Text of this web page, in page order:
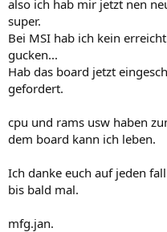
also ich hab mir jetzt nen
super.
Bei MSI hab ich kein
gucken...
Hab das board jetzt
gefordert.
cpu und rams usw haben
dem board kann ich leben.
Ich danke euch auf jeden
bis bald mal.
mfg.jan.